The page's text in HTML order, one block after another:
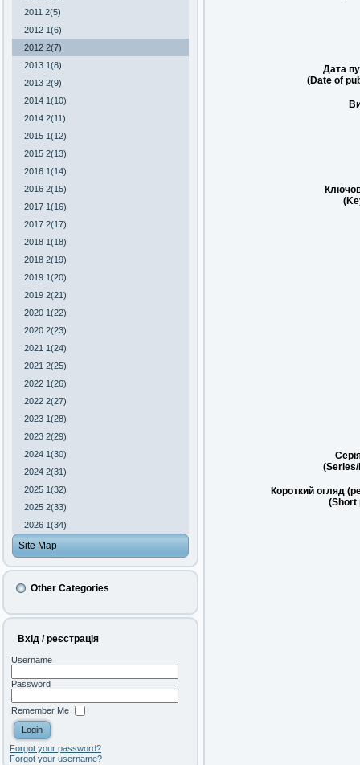
2011 2(5)
2012 1(6)
2012 2(7)
2013 1(8)
2013 2(9)
2014 1(10)
2014 2(11)
2015 1(12)
2015 2(13)
2016 1(14)
2016 2(15)
2017 1(16)
2017 2(17)
2018 1(18)
2018 2(19)
2019 1(20)
2019 2(21)
2020 1(22)
2020 2(23)
2021 1(24)
2021 2(25)
2022 1(26)
2022 2(27)
2023 1(28)
2023 2(29)
2024 1(30)
2024 2(31)
2025 1(32)
2025 2(33)
2026 1(34)
Site Map
Other Categories
Вхід / реєстрація
Username
Password
Remember Me
Forgot your password?
Forgot your username?
Дата
(Date of
Короткий огляд
(Short